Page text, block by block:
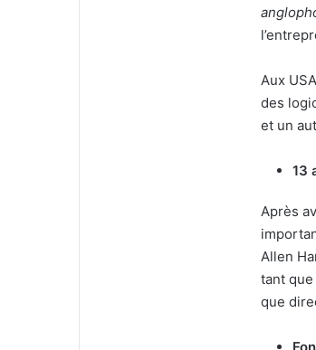
Aux
des
et un
13
Après
Allen
tant
que